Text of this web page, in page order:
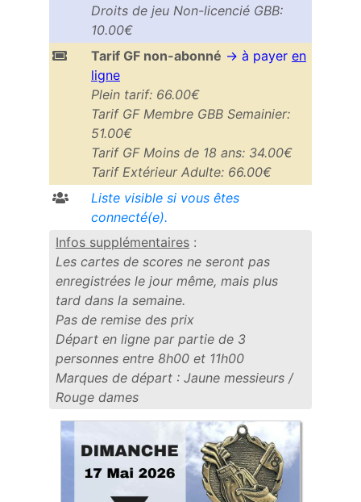
Droits de jeu Non-licencié GBB:
10.00€
Tarif GF non-abonné → à payer en
ligne
Plein tarif: 66.00€
Tarif GF Membre GBB Semainier:
51.00€
Tarif GF Moins de 18 ans: 34.00€
Tarif Extérieur Adulte: 66.00€
Liste visible si vous êtes
connecté(e).
Infos supplémentaires :
Les cartes de scores ne seront pas
enregistrées le jour même, mais plus
tard dans la semaine.
Pas de remise des prix
Départ en ligne par partie de 3
personnes entre 8h00 et 11h00
Marques de départ : Jaune messieurs /
Rouge dames